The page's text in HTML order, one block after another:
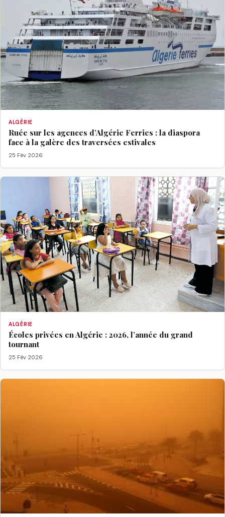
ALGÉRIE
Ruée sur les agences d’Algérie Ferries : la diaspora
face à la galère des traversées estivales
25 Fév 2026
ALGÉRIE
Écoles privées en Algérie : 2026, l’année du grand
tournant
25 Fév 2026